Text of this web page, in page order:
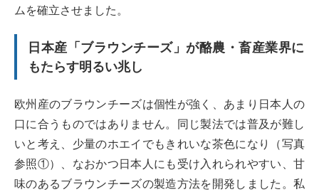
ムを確立させました。
日本産「ブラウンチーズ」が酪農・畜産業界に
もたらす明るい兆し
欧州産のブラウンチーズは個性が強く、あまり日本人の
口に合うものではありません。同じ製法では普及が難し
いと考え、少量のホエイでもきれいな茶色になり（写真
参照①）、なおかつ日本人にも受け入れられやすい、甘
味のあるブラウンチーズの製造方法を開発しました。私